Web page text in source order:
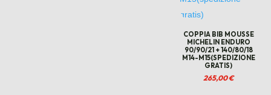
COPPIA BIB MOUSSE
MICHELIN ENDURO
90/90/21 + 140/80/18
M14-M15(SPEDIZIONE
GRATIS)
265,00€